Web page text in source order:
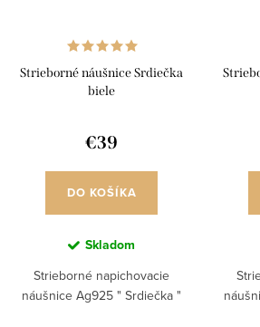
Strieborné náušnice Srdiečka
biele
€39
DO KOŠÍKA
Skladom
Strieborné napichovacie
náušnice Ag925 " Srdiečka "